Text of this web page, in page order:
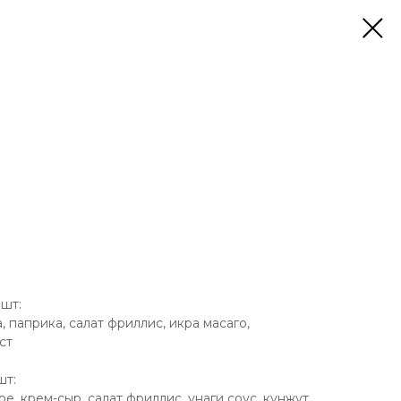
салат фриллис, икра масаго,